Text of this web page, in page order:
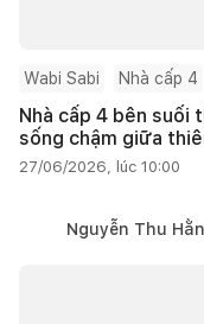
Wabi Sabi Nhà cấp 4
Nhà cấp 4 bên suối
sống chậm giữa
27/06/2026, lúc 10:00
Nguyễn Thu